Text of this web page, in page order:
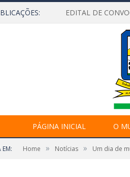
EDITAL DE
PÁGINA INICIAL O
EM: Home » Notícias » Um dia de